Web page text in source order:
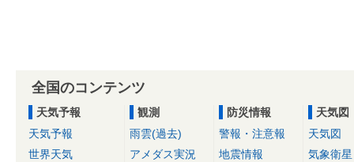
全国のコンテンツ
天気予報
天気予報
世界天気
観測
雨雲(過去)
アメダス実況
防災情報
警報・注意報
地震情報
天気図
天気図
気象衛星